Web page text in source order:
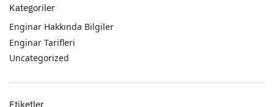
Kategoriler
Enginar Hakkında Bilgiler
Enginar Tarifleri
Uncategorized
Etiketler